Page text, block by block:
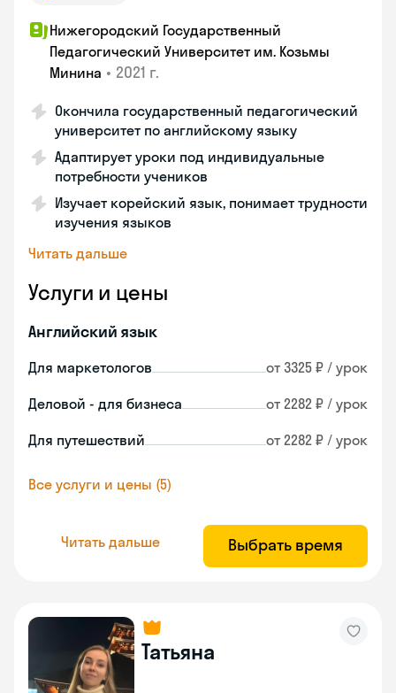
Нижегородский Государственный
Педагогический Университет им. Козьмы
Минина • 2021 г.
Окончила государственный педагогический
университет по английскому языку
Адаптирует уроки под индивидуальные
потребности учеников
Изучает корейский язык, понимает трудности
изучения языков
Читать дальше
Услуги и цены
Английский язык
Для маркетологов от 3325 ₽ / урок
Деловой - для бизнеса от 2282 ₽ / урок
Для путешествий от 2282 ₽ / урок
Все услуги и цены (5)
Читать дальше Выбрать время
Татьяна